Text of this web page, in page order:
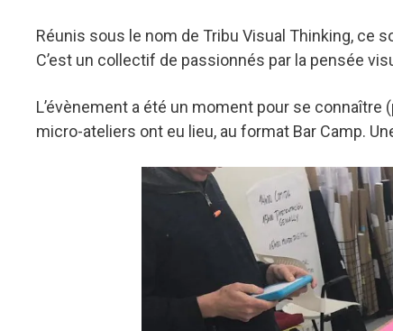
Réunis sous le nom de Tribu Visual Thinking, ce
C’est un collectif de passionnés par la pensée
L’évènement a été un moment pour se
micro-ateliers ont eu lieu, au format Bar Camp.